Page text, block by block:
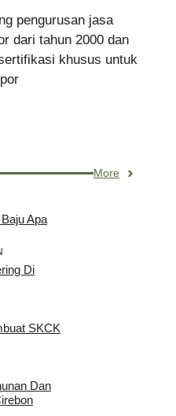
pengurusan jasa
dari tahun 2000 dan
khusus untuk
More
Apa
Di
SKCK
Dan